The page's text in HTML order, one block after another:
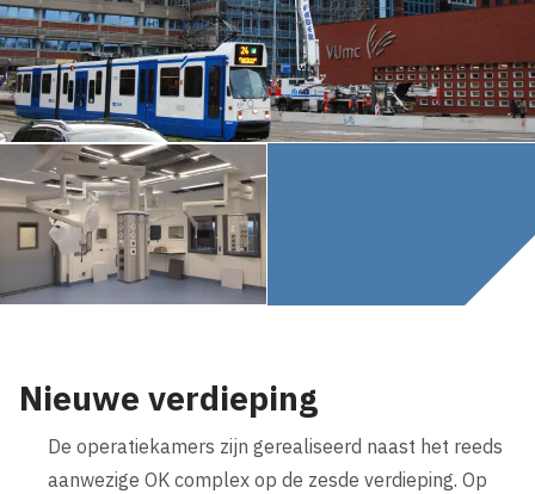
Nieuwe verdieping
De operatiekamers zijn gerealiseerd naast het reeds
aanwezige OK complex op de zesde verdieping. Op